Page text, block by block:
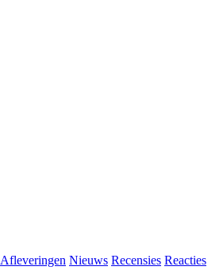
Afleveringen Nieuws Recensies Reacties